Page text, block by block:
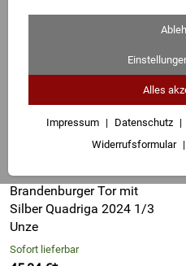
Alles
Impressum Datenschutz
Widerrufsformular
Silber
Geschenke
Besuchen Sie uns
Karriere
Silberprägungen
Brandenburger Tor mit
Silber Quadriga 2024 1/3
Unze
Sofort lieferbar